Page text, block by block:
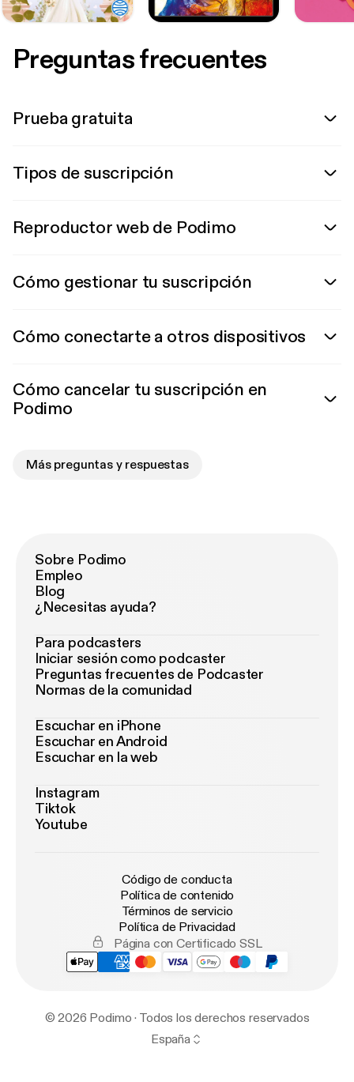
Preguntas frecuentes
Prueba gratuita
Tipos de suscripción
Reproductor web de Podimo
Cómo gestionar tu suscripción
Cómo conectarte a otros dispositivos
Cómo cancelar tu suscripción en
Podimo
Más preguntas y respuestas
Sobre Podimo
Empleo
Blog
¿Necesitas ayuda?
Para podcasters
Iniciar sesión como podcaster
Preguntas frecuentes de Podcaster
Normas de la comunidad
Escuchar en iPhone
Escuchar en Android
Escuchar en la web
Instagram
Tiktok
Youtube
Código de conducta
Política de contenido
Términos de servicio
Política de Privacidad
Página con Certificado SSL
© 2026 Podimo · Todos los derechos reservados
España